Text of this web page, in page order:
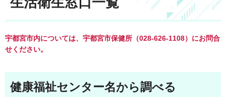
宇都宮市内については、宇都宮市保健所（028-626-1108）にお問合
せください。
健康福祉センター名から調べる